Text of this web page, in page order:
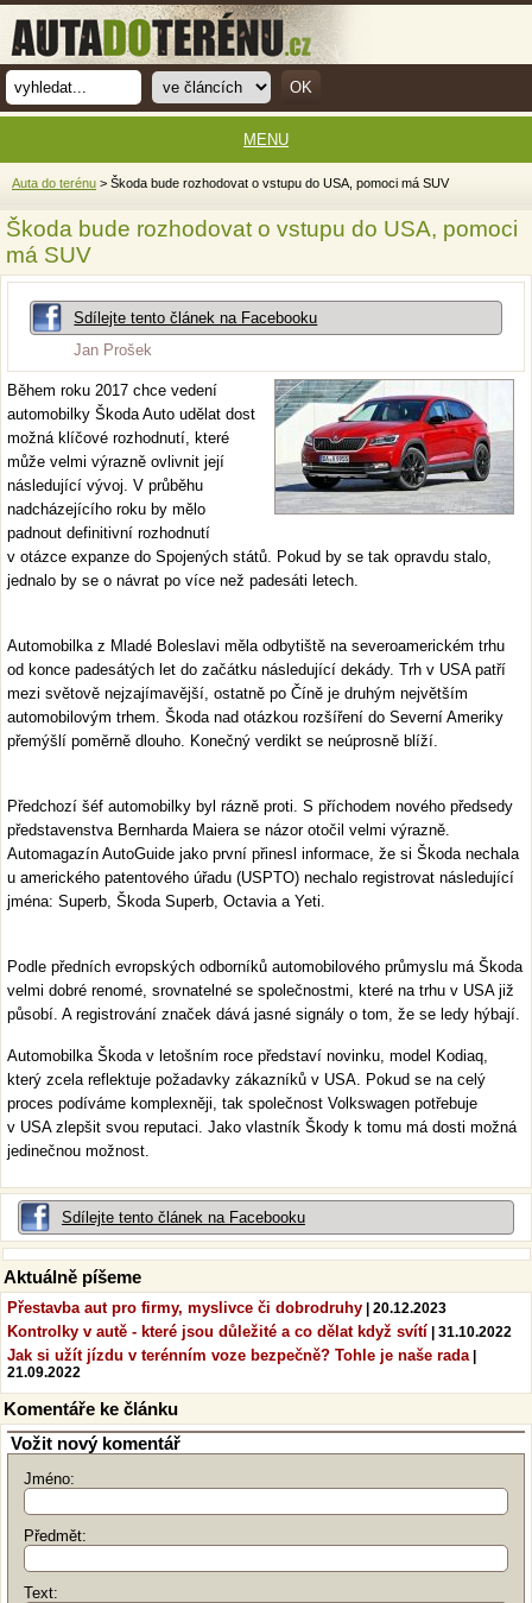
Auta do terénu > Škoda bude rozhodovat o vstupu do USA, pomoci má SUV
Škoda bude rozhodovat o vstupu do USA, pomoci
má SUV
Sdílejte tento článek na Facebooku
Jan Prošek
Během roku 2017 chce vedení
automobilky Škoda Auto udělat dost
možná klíčové rozhodnutí, které
může velmi výrazně ovlivnit její
následující vývoj. V průběhu
nadcházejícího roku by mělo
padnout definitivní rozhodnutí
v otázce expanze do Spojených států. Pokud by se tak opravdu stalo,
jednalo by se o návrat po více než padesáti letech.
Automobilka z Mladé Boleslavi měla odbytiště na severoamerickém trhu
od konce padesátých let do začátku následující dekády. Trh v USA patří
mezi světově nejzajímavější, ostatně po Číně je druhým největším
automobilovým trhem. Škoda nad otázkou rozšíření do Severní Ameriky
přemýšlí poměrně dlouho. Konečný verdikt se neúprosně blíží.
Předchozí šéf automobilky byl rázně proti. S příchodem nového předsedy
představenstva Bernharda Maiera se názor otočil velmi výrazně.
Automagazín AutoGuide jako první přinesl informace, že si Škoda nechala
u amerického patentového úřadu (USPTO) nechalo registrovat následující
jména: Superb, Škoda Superb, Octavia a Yeti.
Podle předních evropských odborníků automobilového průmyslu má Škoda
velmi dobré renomé, srovnatelné se společnostmi, které na trhu v USA již
působí. A registrování značek dává jasné signály o tom, že se ledy hýbají.
Automobilka Škoda v letošním roce představí novinku, model Kodiaq,
který zcela reflektuje požadavky zákazníků v USA. Pokud se na celý
proces podíváme komplexněji, tak společnost Volkswagen potřebuje
v USA zlepšit svou reputaci. Jako vlastník Škody k tomu má dosti možná
jedinečnou možnost.
Sdílejte tento článek na Facebooku
Aktuálně píšeme
Přestavba aut pro firmy, myslivce či dobrodruhy | 20.12.2023
Kontrolky v autě - které jsou důležité a co dělat když svítí | 31.10.2022
Jak si užít jízdu v terénním voze bezpečně? Tohle je naše rada|
21.09.2022
Komentáře ke článku
Vožit nový komentář
Jméno:
Předmět:
Text:
MENU